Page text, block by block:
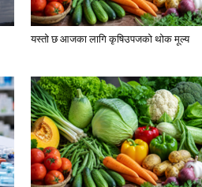
यस्तो छ आजका लागि कृषिउपजको थोक मूल्य